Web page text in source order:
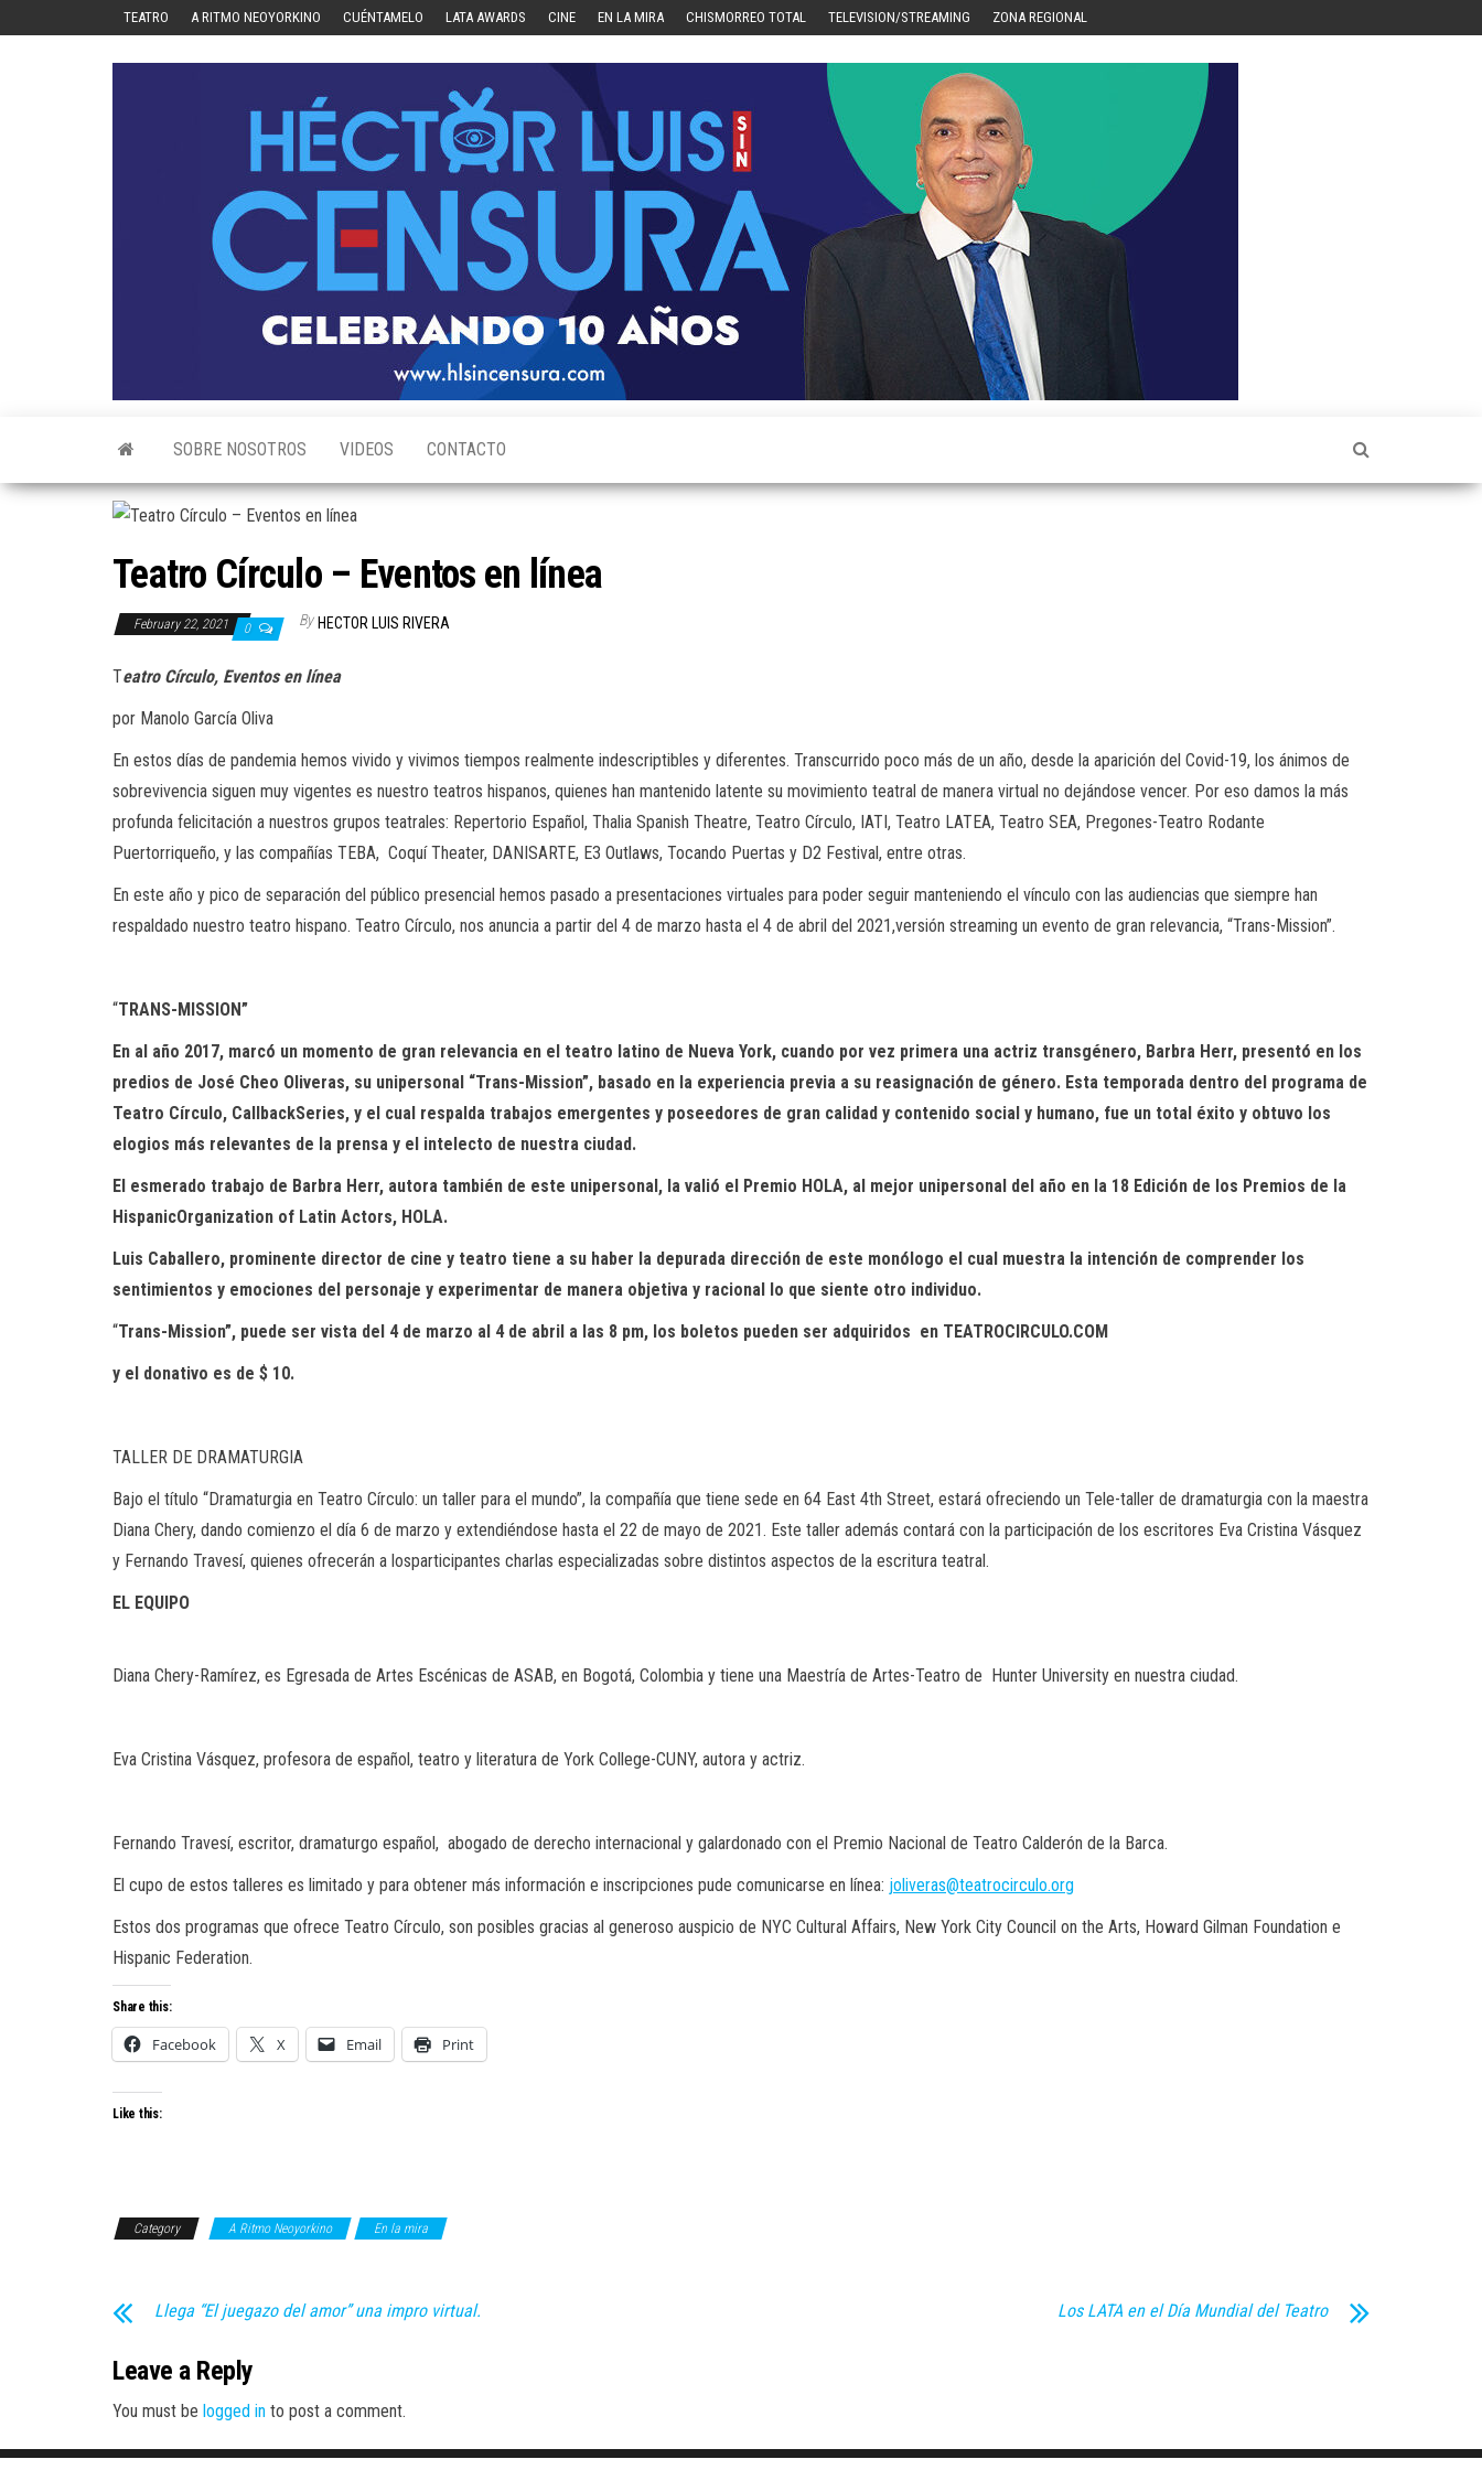
TEATRO A RITMO NEOYORKINO CUÉNTAMELO LATA AWARDS CINE EN LA MIRA CHISMORREO TOTAL TELEVISION/STREAMING ZONA REGIONAL
SOBRE NOSOTROS VIDEOS CONTACTO
Teatro Círculo – Eventos en línea
February 22, 2021 0 By HECTOR LUIS RIVERA
Teatro Círculo, Eventos en línea
por Manolo García Oliva
En estos días de pandemia hemos vivido y vivimos tiempos realmente indescriptibles y diferentes. Transcurrido poco más de un año, desde la aparición del Covid-19, los ánimos de
sobrevivencia siguen muy vigentes es nuestro teatros hispanos, quienes han mantenido latente su movimiento teatral de manera virtual no dejándose vencer. Por eso damos la más
profunda felicitación a nuestros grupos teatrales: Repertorio Español, Thalia Spanish Theatre, Teatro Círculo, IATI, Teatro LATEA, Teatro SEA, Pregones-Teatro Rodante
Puertorriqueño, y las compañías TEBA, CoquíTheater, DANISARTE, E3 Outlaws, Tocando Puertas y D2 Festival, entre otras.
En este año y pico de separación del público presencial hemos pasado a presentaciones virtuales para poder seguir manteniendo el vínculo con las audiencias que siempre han
respaldado nuestro teatro hispano. Teatro Círculo, nos anuncia a partir del 4 de marzo hasta el 4 de abril del 2021,versión streaming un evento de gran relevancia, “Trans-Mission”.
“TRANS-MISSION”
En al año 2017, marcó un momento de gran relevancia en el teatro latino de Nueva York, cuando por vez primera una actriz transgénero, Barbra Herr, presentó en los
predios de José Cheo Oliveras, su unipersonal “Trans-Mission”, basado en la experiencia previa a su reasignación de género. Esta temporada dentro del programa de
Teatro Círculo, CallbackSeries, y el cual respalda trabajos emergentes y poseedores de gran calidad y contenido social y humano, fue un total éxito y obtuvo los
elogios más relevantes de la prensa y el intelecto de nuestra ciudad.
El esmerado trabajo de Barbra Herr, autora también de este unipersonal, la valió el Premio HOLA, al mejor unipersonal del año en la 18 Edición de los Premios de la
HispanicOrganization of Latin Actors, HOLA.
Luis Caballero, prominente director de cine y teatro tiene a su haber la depurada dirección de este monólogo el cual muestra la intención de comprender los
sentimientos y emociones del personaje y experimentar de manera objetiva y racional lo que siente otro individuo.
“Trans-Mission”, puede ser vista del 4 de marzo al 4 de abril a las 8 pm, los boletos pueden ser adquiridos en TEATROCIRCULO.COM
y el donativo es de $ 10.
TALLER DE DRAMATURGIA
Bajo el título “Dramaturgia en Teatro Círculo: un taller para el mundo”, la compañía que tiene sede en 64 East 4th Street, estará ofreciendo un Tele-taller de dramaturgia con la maestra
Diana Chery, dando comienzo el día 6 de marzo y extendiéndose hasta el 22 de mayo de 2021. Este taller además contará con la participación de los escritores Eva Cristina Vásquez
y Fernando Travesí, quienes ofrecerán a losparticipantes charlas especializadas sobre distintos aspectos de la escritura teatral.
EL EQUIPO
Diana Chery-Ramírez, es Egresada de Artes Escénicas de ASAB, en Bogotá, Colombia y tiene una Maestría de Artes-Teatro de Hunter University en nuestra ciudad.
Eva Cristina Vásquez, profesora de español, teatro y literatura de York College-CUNY, autora y actriz.
Fernando Travesí, escritor, dramaturgo español, abogado de derecho internacional y galardonado con el Premio Nacional de Teatro Calderón de la Barca.
El cupo de estos talleres es limitado y para obtener más información e inscripciones pude comunicarse en línea: joliveras@teatrocirculo.org
Estos dos programas que ofrece Teatro Círculo, son posibles gracias al generoso auspicio de NYC Cultural Affairs, New York City Council on the Arts, Howard Gilman Foundation e
Hispanic Federation.
Share this:
Facebook X Email Print
Like this:
Category A Ritmo Neoyorkino En la mira
Llega “El juegazo del amor” una impro virtual. Los LATA en el Día Mundial del Teatro
Leave a Reply
You must be logged in to post a comment.